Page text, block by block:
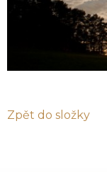
Zpět do složky